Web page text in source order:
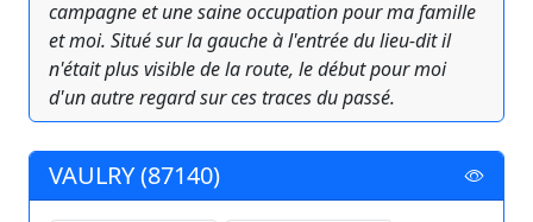
campagne et une saine occupation pour ma famille
et moi. Situé sur la gauche à l'entrée du lieu-dit il
n'était plus visible de la route, le début pour moi
d'un autre regard sur ces traces du passé.
VAULRY (87140)